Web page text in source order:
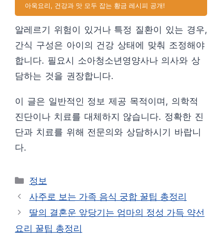
아욱요리, 건강과 맛 모두 잡는 황금 레시피 공개!
알레르기 위험이 있거나 특정 질환이 있는 경우,
간식 구성은 아이의 건강 상태에 맞춰 조정해야
합니다. 필요시 소아청소년영양사나 의사와 상
담하는 것을 권장합니다.
이 글은 일반적인 정보 제공 목적이며, 의학적
진단이나 치료를 대체하지 않습니다. 정확한 진
단과 치료를 위해 전문의와 상담하시기 바랍니
다.
카
테
리
정보
사주로 보는 가족 음식 궁합 꿀팁 총정리
딸의 결혼운 앞당기는 엄마의 정성 가득 약선
요리 꿀팁 총정리